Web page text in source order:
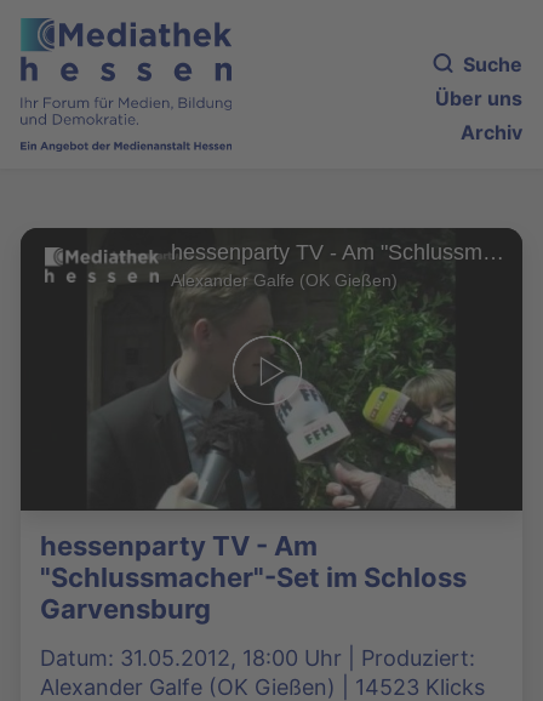
Suche
Über uns
Archiv
hessenparty TV - Am "Schlussmacher"-Set im Schloss Garvensburg
Alexander Galfe (OK Gießen)
hessenparty TV - Am
"Schlussmacher"-Set im Schloss
Garvensburg
Datum: 31.05.2012, 18:00 Uhr | Produziert:
Alexander Galfe (OK Gießen) | 14523 Klicks